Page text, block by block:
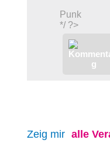
Punk
*/ ?>
Zeig mir alle